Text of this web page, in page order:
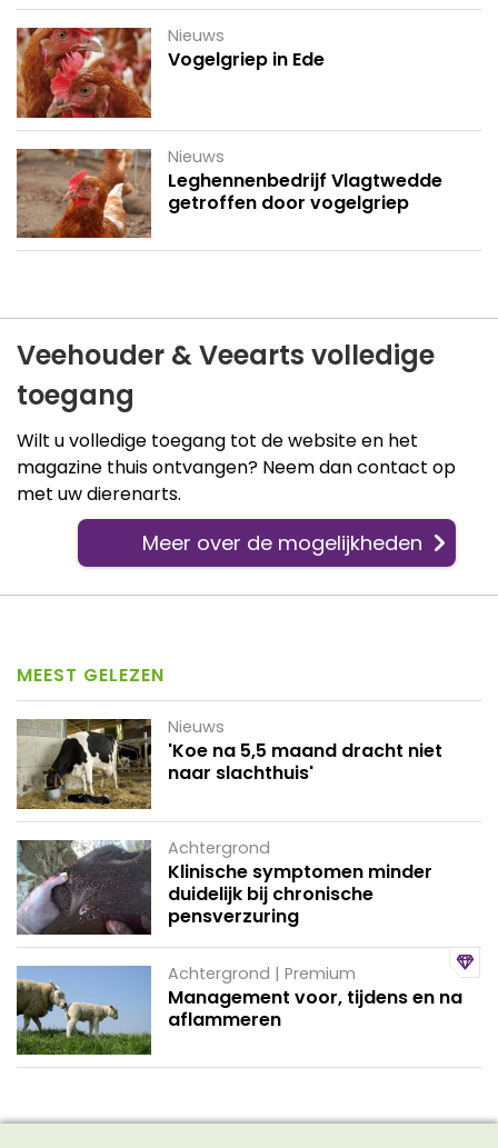
Nieuws
Vogelgriep in Ede
Nieuws
Leghennenbedrijf Vlagtwedde
getroffen door vogelgriep
Veehouder & Veearts volledige
toegang
Wilt u volledige toegang tot de website en het
magazine thuis ontvangen? Neem dan contact op
met uw dierenarts.
Meer over de mogelijkheden
MEEST GELEZEN
Nieuws
'Koe na 5,5 maand dracht niet
naar slachthuis'
Achtergrond
Klinische symptomen minder
duidelijk bij chronische
pensverzuring
Achtergrond | Premium
Management voor, tijdens en na
aflammeren